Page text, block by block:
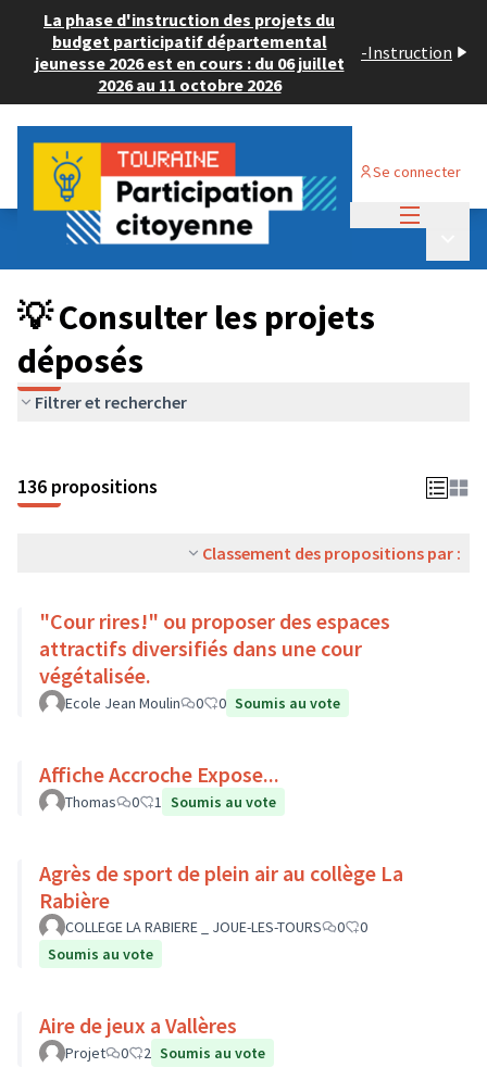
La phase d'instruction des projets du
budget participatif départemental
jeunesse 2026 est en cours : du 06 juillet
2026 au 11 octobre 2026
-Instruction
Se connecter
Budget Participatif JEUNESSE 2024
💡 Consulter les projets déposés
💡 Consulter les projets
déposés
Filtrer et rechercher
136 propositions
Classement des propositions par :
"Cour rires!" ou proposer des espaces
attractifs diversifiés dans une cour
végétalisée.
Ecole Jean Moulin 0 0 Soumis au vote
Affiche Accroche Expose...
Thomas 0 1 Soumis au vote
Agrès de sport de plein air au collège La
Rabière
COLLEGE LA RABIERE _ JOUE-LES-TOURS 0
0
Soumis au vote
Aire de jeux a Vallères
Projet 0 2 Soumis au vote